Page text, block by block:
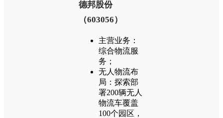
‌德邦股份
（603056）‌
主营业务：
综合物流服
务；
无人物流布
局：探索部
署200辆无人
物流车覆盖
100个园区，